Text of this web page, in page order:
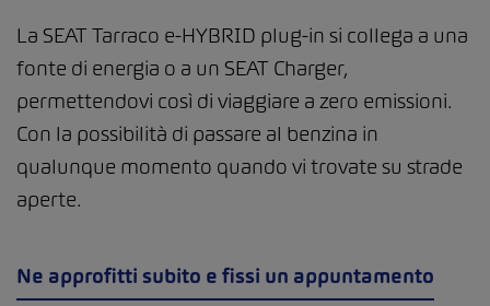
La SEAT Tarraco e-HYBRID plug-in si collega a una
fonte di energia o a un SEAT Charger,
permettendovi così di viaggiare a zero emissioni.
Con la possibilità di passare al benzina in
qualunque momento quando vi trovate su strade
aperte.
Ne approfitti subito e fissi un appuntamento